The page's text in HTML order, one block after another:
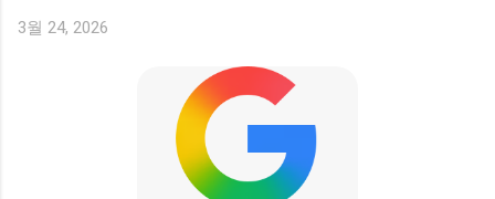
3월 24, 2026